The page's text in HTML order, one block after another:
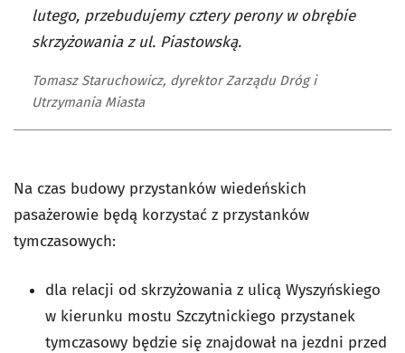
lutego, przebudujemy cztery perony w obrębie
skrzyżowania z ul. Piastowską.
Tomasz Staruchowicz, dyrektor Zarządu Dróg i
Utrzymania Miasta
Na czas budowy przystanków wiedeńskich
pasażerowie będą korzystać z przystanków
tymczasowych:
dla relacji od skrzyżowania z ulicą Wyszyńskiego
w kierunku mostu Szczytnickiego przystanek
tymczasowy będzie się znajdował na jezdni przed